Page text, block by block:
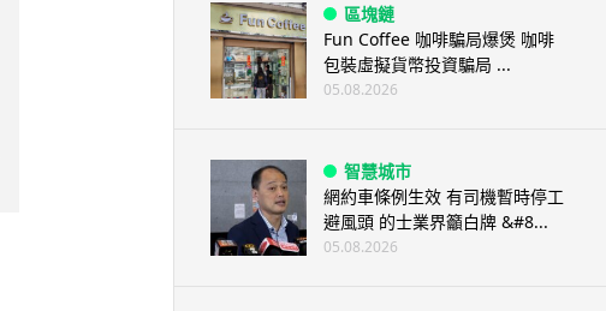
區塊鏈
Fun Coffee 咖啡騙局爆煲 咖啡
包裝虛擬貨幣投資騙局 ...
05.08.2026
智慧城市
網約車條例生效 有司機暫時停工
避風頭 的士業界籲白牌 &#8...
05.08.2026